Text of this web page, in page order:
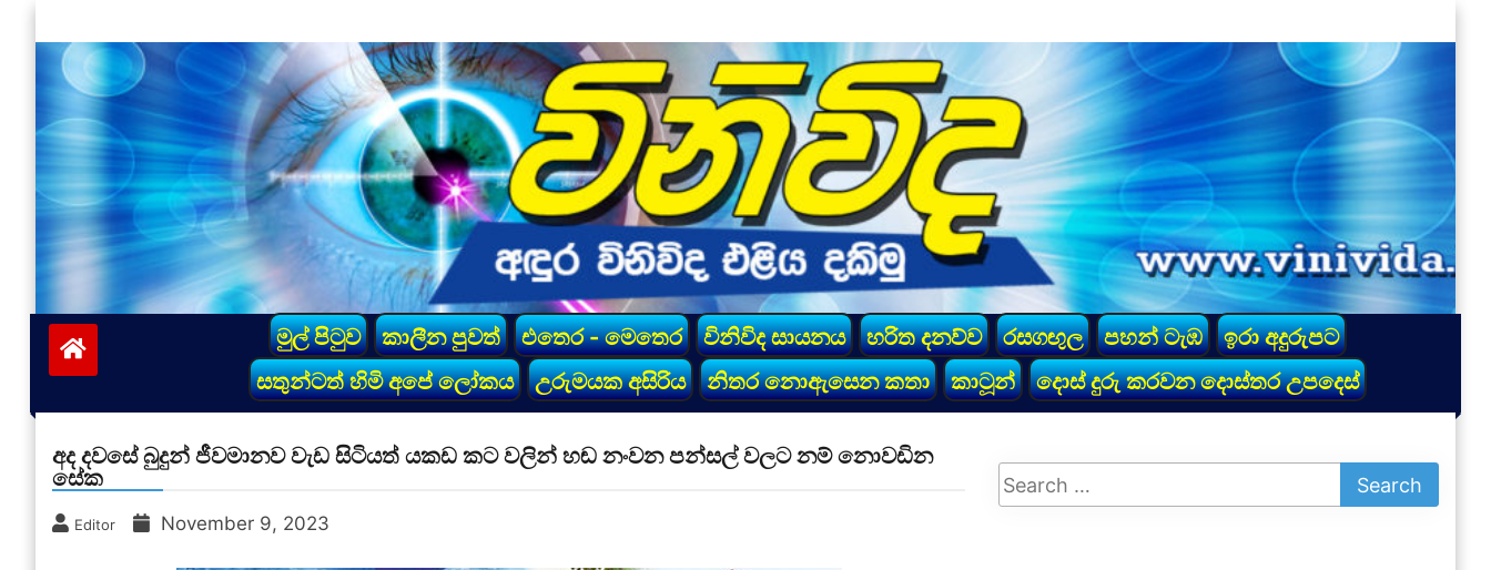
to
content
vinivida.lk
මුල් පිටුව කාලීන පුවත් එතෙර - මෙතෙර විනිවිද සායනය හරිත දනව්ව රසගඟුල පහන් ටැඹ
ඉරා අදුරුපට
සතුන්ටත් හිමි අපේ ලෝකය
උරුමයක අසිරිය නිතර නොඇසෙන කතා කාටූන් දොස් දුරු කරවන දොස්තර උපදෙස්
අද දවසේ බුදුන් ජීවමානව වැඩ සිටියත් යකඩ කට වලින් හඬ නංවන පන්සල් වලට නම් නොවඩින
සේක
Editor November 9, 2023